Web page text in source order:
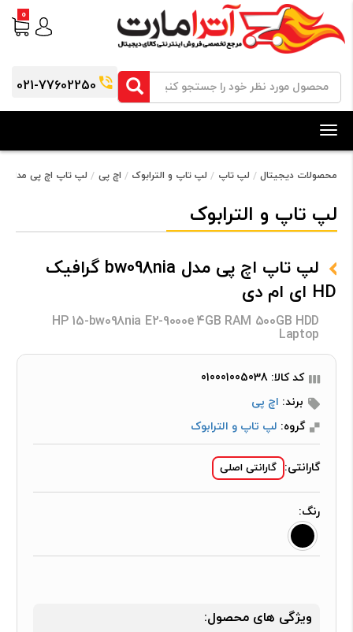
021-77602250
0
Toggle
navigation
محصولات دیجیتال لپ تاپ لپ تاپ و الترابوک اچ پی لپ تاپ اچ پی مدل bw098nia گرافیک HD ای ام دی
لپ تاپ و الترابوک
لپ تاپ اچ پی مدل bw098nia گرافیک
HD ای ام دی
HP 15-bw098nia E2-9000e 4GB RAM 500GB HDD
Laptop
کد کالا: 010001005038
برند: اچ پی
گروه: لپ تاپ و الترابوک
گارانتی: گارانتی اصلی
رنگ:
ویژگی های محصول: